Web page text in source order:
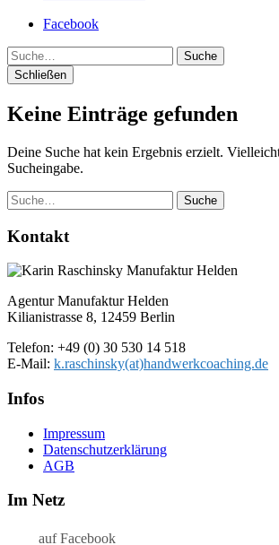
Facebook
Suche
Schließen
Keine Einträge gefunden
Deine Suche hat kein Ergebnis erzielt.
Sucheingabe.
Suche
Kontakt
Agentur Manufaktur Helden
Kilianistrasse 8, 12459 Berlin
Telefon: +49 (0) 30 530 14 518
E-Mail: k.raschinsky(at)handwerkcoaching.de
Infos
Impressum
Datenschutz­erklärung
AGB
Im Netz
auf Facebook